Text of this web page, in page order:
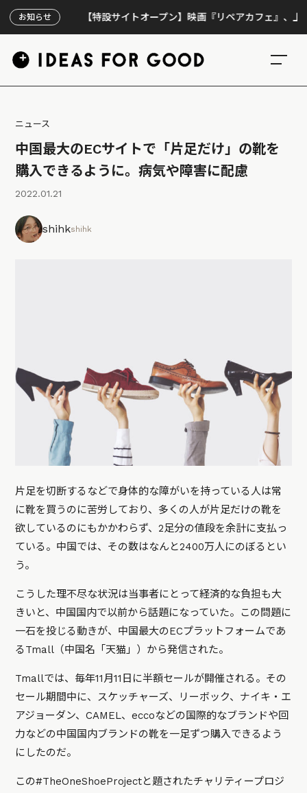
お知らせ【特設サイトオープン】映画『リペアカフェ』、上映300
ニュース
中国最大のECサイトで「片足だけ」の靴を
購入できるように。病気や障害に配慮
2022.01.21
shihkshihk
片足を切断するなどで身体的な障がいを持っている人は常
に靴を買うのに苦労しており、多くの人が片足だけの靴を
欲しているのにもかかわらず、2足分の値段を余計に支払っ
ている。中国では、その数はなんと2400万人にのぼるとい
う。
こうした理不尽な状況は当事者にとって経済的な負担も大
きいと、中国国内で以前から話題になっていた。この問題に
一石を投じる動きが、中国最大のECプラットフォームであ
るTmall（中国名「天猫」）から発信された。
Tmallでは、毎年11月11日に半額セールが開催される。その
セール期間中に、スケッチャーズ、リーボック、ナイキ・エ
アジョーダン、CAMEL、eccoなどの国際的なブランドや回
力などの中国国内ブランドの靴を一足ずつ購入できるよう
にしたのだ。
この#TheOneShoeProjectと題されたチャリティープロジ